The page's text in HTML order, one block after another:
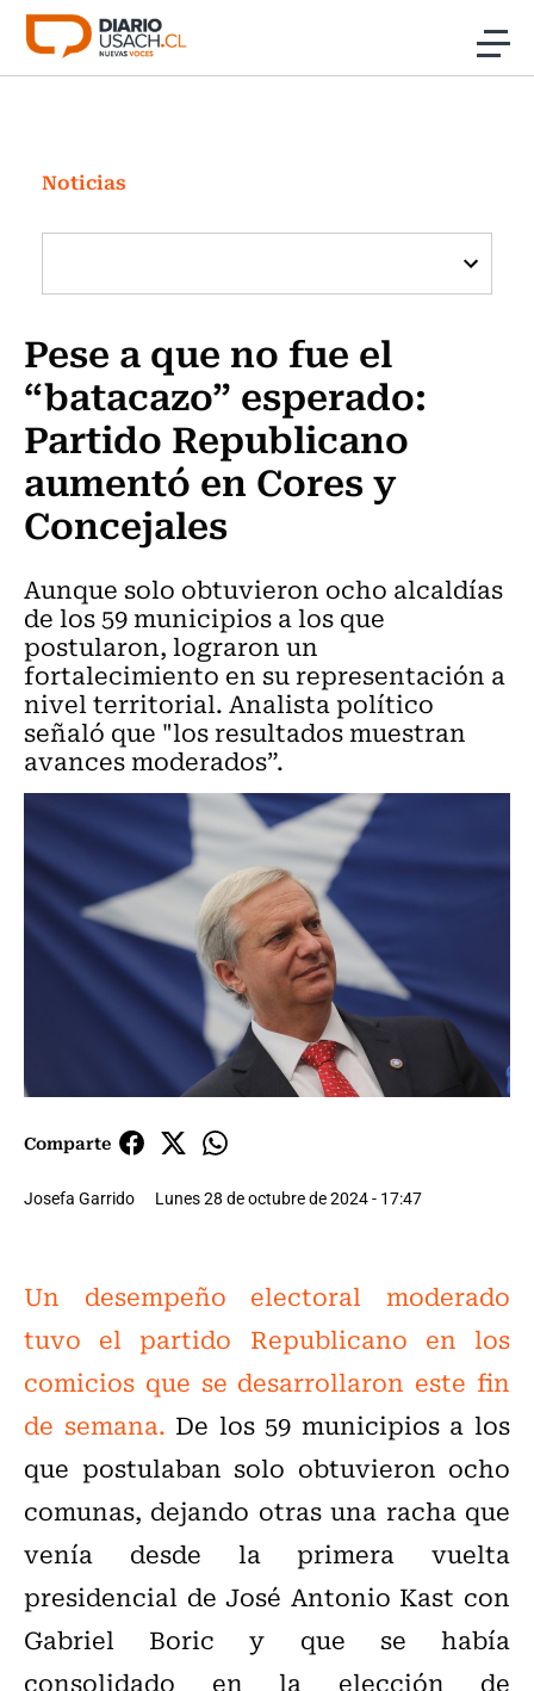
Click acá para ir directamente al contenido
Investigación
Cultura
Programas Radio y TV Usach
Noticias
Pese a que no fue el
“batacazo” esperado:
Partido Republicano
aumentó en Cores y
Concejales
Aunque solo obtuvieron ocho alcaldías
de los 59 municipios a los que
postularon, lograron un
fortalecimiento en su representación a
nivel territorial. Analista político
señaló que "los resultados muestran
avances moderados”.
Comparte
Josefa Garrido Lunes 28 de octubre de 2024 - 17:47
Un desempeño electoral moderado
tuvo el partido Republicano en los
comicios que se desarrollaron este fin
de semana. De los 59 municipios a los
que postulaban solo obtuvieron ocho
comunas, dejando otras una racha que
venía desde la primera vuelta
presidencial de José Antonio Kast con
Gabriel Boric y que se había
consolidado en la elección de